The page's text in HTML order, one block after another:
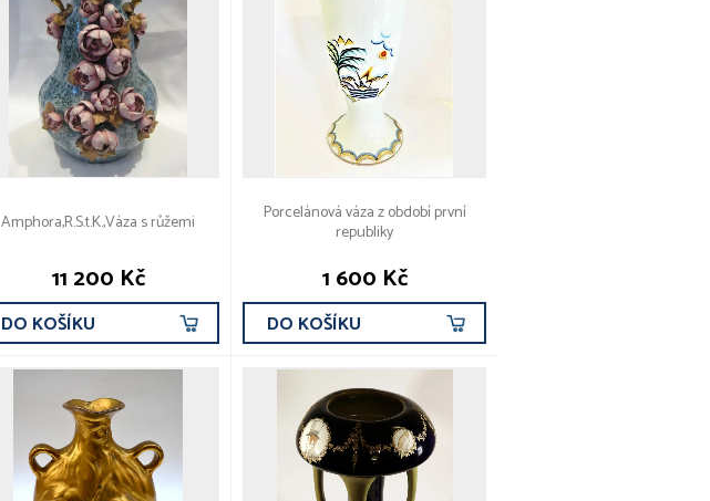
Amphora,R.S.t.K.,Váza s růžemi
11 200 Kč
DO KOŠÍKU
Porcelánová váza z období první
republiky
1 600 Kč
DO KOŠÍKU